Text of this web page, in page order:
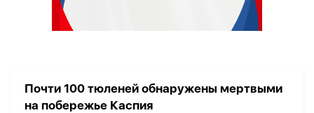
Почти 100 тюленей обнаружены мертвыми
на побережье Каспия